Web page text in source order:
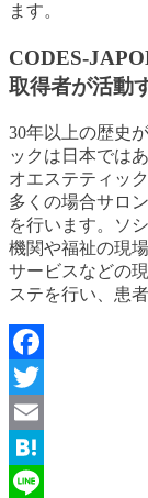
ます。
CODES-
取得者が活動
30年以上の歴史
ックは日本では
オエステティッ
多くの場合サロ
を行います。ソ
機関や福祉の現
サービスなどの
ステを行い、患
Facebook
Twitter
Email
Hatena